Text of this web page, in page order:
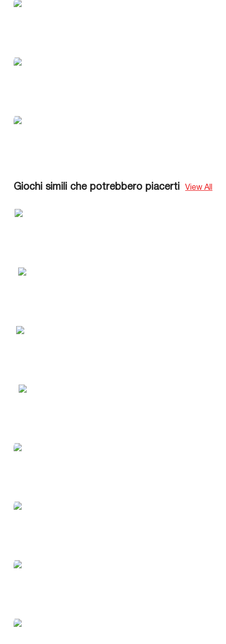
Giochi simili che potrebbero piacerti View All